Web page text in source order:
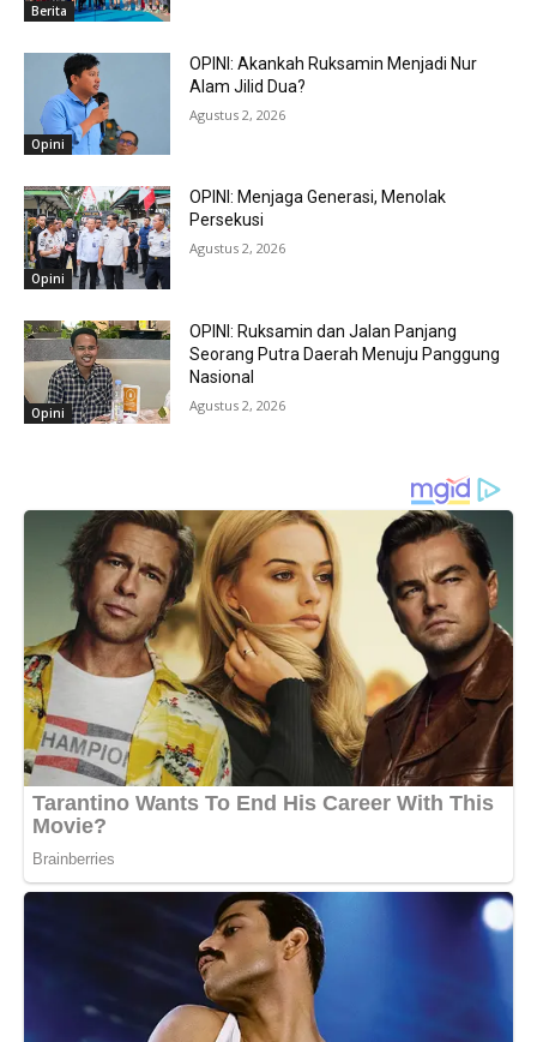
Berita
Opini
OPINI: Akankah Ruksamin Menjadi Nur
Alam Jilid Dua?
Agustus 2, 2026
Opini
OPINI: Menjaga Generasi, Menolak
Persekusi
Agustus 2, 2026
Opini
OPINI: Ruksamin dan Jalan Panjang
Seorang Putra Daerah Menuju Panggung
Nasional
Agustus 2, 2026